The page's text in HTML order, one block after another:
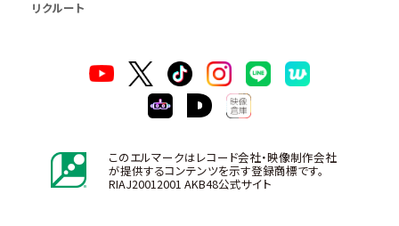
リクルート
このエルマークはレコード会社・映像制作会社
が提供するコンテンツを示す登録商標です。
RIAJ20012001 AKB48公式サイト